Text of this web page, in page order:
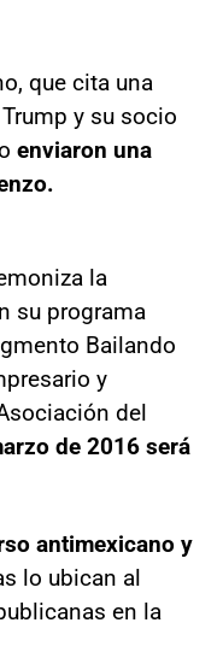
que cita una
y su socio
enviaron una
la
su programa
Bailando
y
del
de 2016 será
antimexicano y
lo ubican al
en la